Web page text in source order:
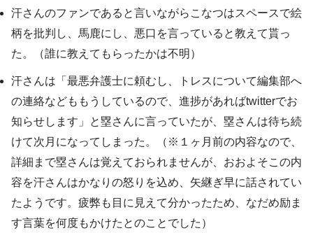
汗さんのファンであると言いながらこなつはスペースで絵
柄を批判し、馬鹿にし、悪口を言っていると教えて貰っ
た。（誰に教えてもらったかは不明）
汗さんは「最悪弁護士に頼むし、トレスについて編集部へ
の連絡などももうしているので、進捗があればtwitterでお
知らせします」と塁さんに言っていたが、塁さんは待ち続
けて次月になってしまった。（※１ヶ月前の内容なので、
詳細まで塁さんは覚えておられませんが、おおよそこの内
容を汗さんはかなりの怒りを込め、矢継ぎ早に話されてい
たようです。疲弊も目に見えて分かったため、なだめ励ま
す言葉を何度もかけたとのことでした）